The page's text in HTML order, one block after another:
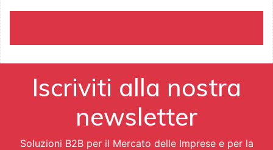
Iscriviti alla nostra
newsletter
Soluzioni B2B per il Mercato delle Imprese e per la